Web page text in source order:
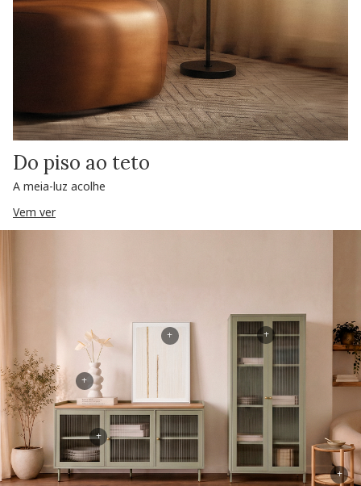
Do piso ao teto
A meia-luz acolhe
Vem ver
+
+
+
+
+